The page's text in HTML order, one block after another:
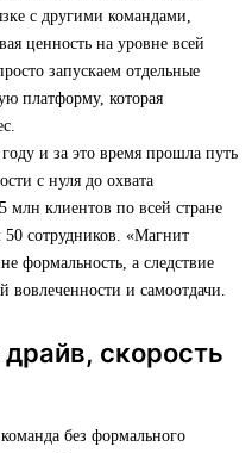
с другими командами,
ценность на уровне всей
запускаем отдельные
платформу, которая
и за это время прошла путь
с нуля до охвата
млн клиентов по всей стране
сотрудников. «Магнит
формальность, а следствие
вовлеченности и самоотдачи.
скорость
без формального